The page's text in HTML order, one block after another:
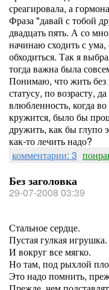
среагировала, а
Фраза "давай с тобой
двадцать пять. А со
начинаю сходить с
обходиться. Так я
тогда важна была
Понимаю, что жить
статусу, по возрасту,
влюбленность, когда
кружится, было бы
дружить, как бы глупо
как-то лечить надо?
комментарии: 3
Без заголовка
29-07-2008 03:39
Стальное сердце.
Пустая гулкая игрушка.
И вокруг все мягко.
Но там, под рыхлой
Это надо помнить,